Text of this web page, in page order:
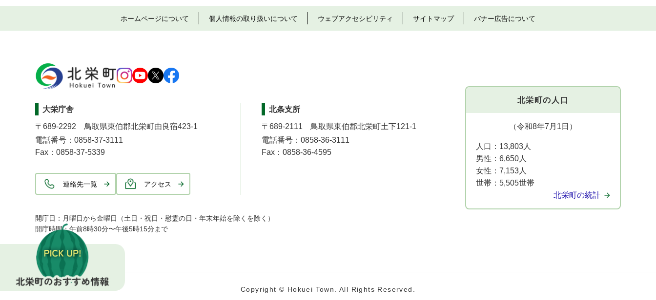
ホームページについて 個人情報の取り扱いについて ウェブアクセシビリティ サイトマップ バナー広告について
大栄庁舎
〒689-2292 鳥取県東伯郡北栄町由良宿423-1
電話番号：0858-37-3111
Fax：0858-37-5339
連絡先一覧 アクセス
北条支所
〒689-2111 鳥取県東伯郡北栄町土下121-1
電話番号：0858-36-3111
Fax：0858-36-4595
開庁日：月曜日から金曜日（土日・祝日・慰霊の日・年末年始を除くを除く）
開庁時間：午前8時30分〜午後5時15分まで
北栄町の人口
（令和8年7月1日）
人口： 13,803人
男性： 6,650人
女性： 7,153人
世帯： 5,505世帯
北栄町の統計
Copyright © Hokuei Town. All Rights Reserved.